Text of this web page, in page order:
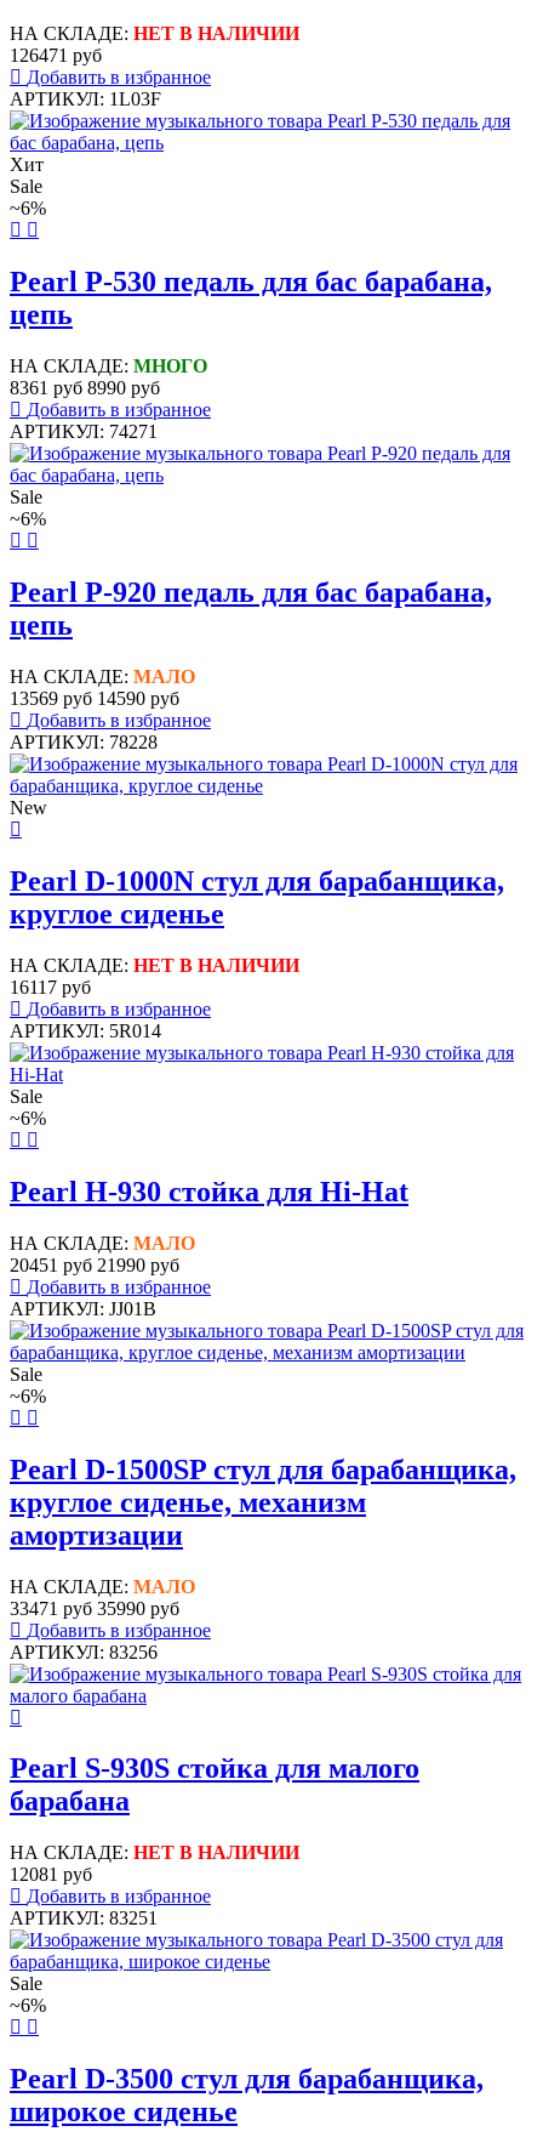
НА СКЛАДЕ: НЕТ В НАЛИЧИИ
126471 руб
Добавить в избранное
АРТИКУЛ: 1L03F
Хит
Sale
~6%
Pearl P-530 педаль для бас барабана,
цепь
НА СКЛАДЕ: МНОГО
8361 руб 8990 руб
Добавить в избранное
АРТИКУЛ: 74271
Sale
~6%
Pearl P-920 педаль для бас барабана,
цепь
НА СКЛАДЕ: МАЛО
13569 руб 14590 руб
Добавить в избранное
АРТИКУЛ: 78228
New
Pearl D-1000N стул для барабанщика,
круглое сиденье
НА СКЛАДЕ: НЕТ В НАЛИЧИИ
16117 руб
Добавить в избранное
АРТИКУЛ: 5R014
Sale
~6%
Pearl H-930 стойка для Hi-Hat
НА СКЛАДЕ: МАЛО
20451 руб 21990 руб
Добавить в избранное
АРТИКУЛ: JJ01B
Sale
~6%
Pearl D-1500SP стул для барабанщика,
круглое сиденье, механизм
амортизации
НА СКЛАДЕ: МАЛО
33471 руб 35990 руб
Добавить в избранное
АРТИКУЛ: 83256
Pearl S-930S стойка для малого
барабана
НА СКЛАДЕ: НЕТ В НАЛИЧИИ
12081 руб
Добавить в избранное
АРТИКУЛ: 83251
Sale
~6%
Pearl D-3500 стул для барабанщика,
широкое сиденье